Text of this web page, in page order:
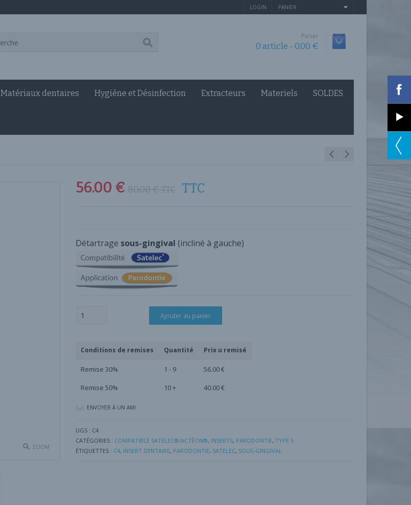
PANIER
LOGIN
Panier
0 article -0.00 €
Matériaux dentaires Hygiène et Désinfection Extracteurs Materiels SOLDES
ZOOM
80.00€ TTC
56.00 € TTC
Détartrage sous-gingival (incliné à gauche)
de
Ajouter au panier
Conditions de remises Quantité Prix u remisé
Remise 30% 1 - 9 56.00€
Remise 50%
10 + 40.00€
ENVOYER À UN AMI
UGS : C4
CATÉGORIES : COMPATIBLE SATELEC®/ACTÉON®, INSERTS, PARODONTIE, TYPE 5
ÉTIQUETTES : C4, INSERT DENTAIRE, PARODONTIE, SATELEC, SOUS-GINGIVAL